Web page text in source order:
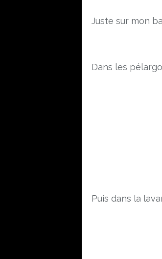
Juste sur mon
Dans les
Puis dans la